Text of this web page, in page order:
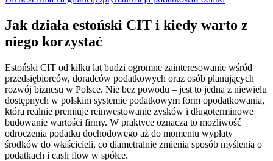
Jak działa estoński CIT i kiedy warto z
niego korzystać
Estoński CIT od kilku lat budzi ogromne zainteresowanie wśród
przedsiębiorców, doradców podatkowych oraz osób planujących
rozwój biznesu w Polsce. Nie bez powodu – jest to jedna z niewielu
dostępnych w polskim systemie podatkowym form opodatkowania,
która realnie premiuje reinwestowanie zysków i długoterminowe
budowanie wartości firmy. W praktyce oznacza to możliwość
odroczenia podatku dochodowego aż do momentu wypłaty
środków do właścicieli, co diametralnie zmienia sposób myślenia o
podatkach i cash flow w spółce.